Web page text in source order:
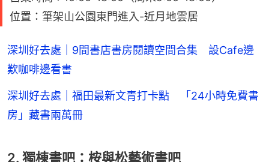
位置：筆架山公園東門進入-近月地雲居
深圳好去處｜9間書店書房閱讀空間合集 設Cafe邊
歎咖啡邊看書
深圳好去處｜福田最新文青打卡點 「24小時免費書
房」藏書兩萬冊
2. 獨棟書吧：桉與松藝術書吧